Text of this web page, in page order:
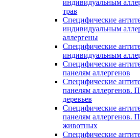
индивидуальным
трав
Специфические
индивидуальным
аллергены
Специфические
индивидуальным
Специфические
панелям аллергенов
Специфические
панелям аллергенов.
деревьев
Специфические
панелям аллергенов.
животных
Специфические